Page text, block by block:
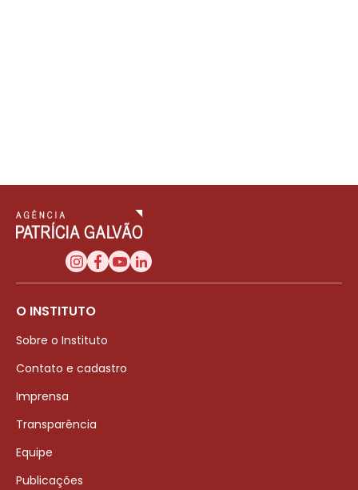
O INSTITUTO
Sobre o Instituto
Contato e cadastro
Imprensa
Transparência
Equipe
Publicações